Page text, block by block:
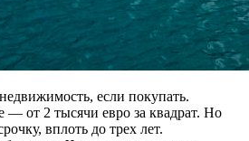
если покупать.
— от 2 тысячи евро за квадрат. Но
вплоть до трех лет.